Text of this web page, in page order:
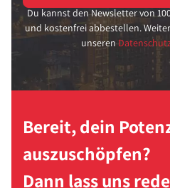
Du kannst den Newsletter von
und kostenfrei abbestellen.
unseren
Bereit, dein
auszuschöpfen?
Dann lass uns